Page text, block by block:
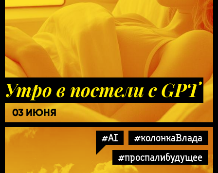
Утро в постели с GPT
03 ИЮНЯ
#AI
#колонкаВлада
#проспалибудущее